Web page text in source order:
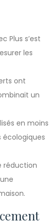
Plus s’est
les
ont
un
en moins
écologiques
réduction